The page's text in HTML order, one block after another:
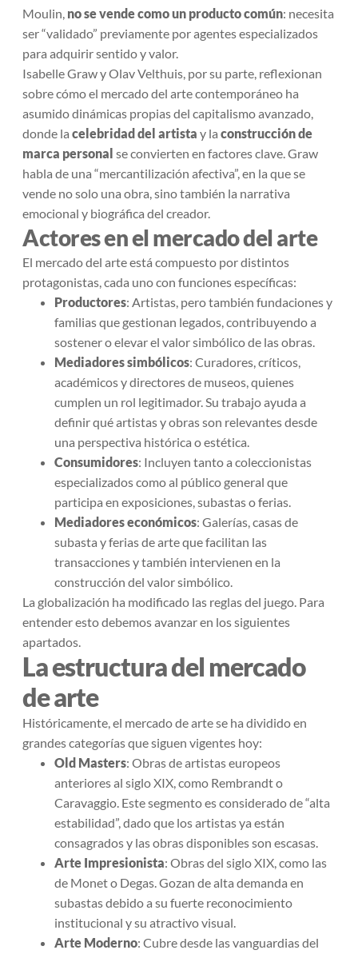
Moulin, no se vende como un producto común: necesita
ser “validado” previamente por agentes especializados
para adquirir sentido y valor.
Isabelle Graw y Olav Velthuis, por su parte, reflexionan
sobre cómo el mercado del arte contemporáneo ha
asumido dinámicas propias del capitalismo avanzado,
donde la celebridad del artista y la construcción de
marca personal se convierten en factores clave. Graw
habla de una “mercantilización afectiva”, en la que se
vende no solo una obra, sino también la narrativa
emocional y biográfica del creador.
Actores en el mercado del arte
El mercado del arte está compuesto por distintos
protagonistas, cada uno con funciones específicas:
Productores: Artistas, pero también fundaciones y
familias que gestionan legados, contribuyendo a
sostener o elevar el valor simbólico de las obras.
Mediadores simbólicos: Curadores, críticos,
académicos y directores de museos, quienes
cumplen un rol legitimador. Su trabajo ayuda a
definir qué artistas y obras son relevantes desde
una perspectiva histórica o estética.
Consumidores: Incluyen tanto a coleccionistas
especializados como al público general que
participa en exposiciones, subastas o ferias.
Mediadores económicos: Galerías, casas de
subasta y ferias de arte que facilitan las
transacciones y también intervienen en la
construcción del valor simbólico.
La globalización ha modificado las reglas del juego. Para
entender esto debemos avanzar en los siguientes
apartados.
La estructura del mercado
de arte
Históricamente, el mercado de arte se ha dividido en
grandes categorías que siguen vigentes hoy:
Old Masters: Obras de artistas europeos
anteriores al siglo XIX, como Rembrandt o
Caravaggio. Este segmento es considerado de “alta
estabilidad”, dado que los artistas ya están
consagrados y las obras disponibles son escasas.
Arte Impresionista: Obras del siglo XIX, como las
de Monet o Degas. Gozan de alta demanda en
subastas debido a su fuerte reconocimiento
institucional y su atractivo visual.
Arte Moderno: Cubre desde las vanguardias del